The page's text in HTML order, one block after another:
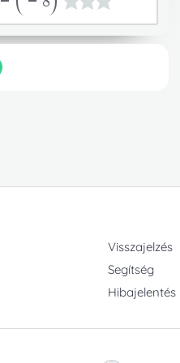
Visszajelzés
Segítség
Hibajelentés